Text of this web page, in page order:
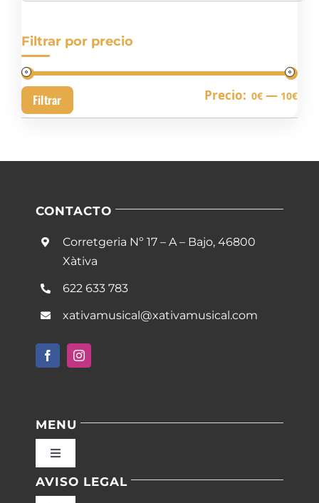
Filtrar por precio
Filtrar Precio: 0€ — 10€
CONTACTO
Corretgeria Nº 17 – A – Bajo, 46800
Xàtiva
622 633 783
xativamusical@xativamusical.com
MENU
Toggle
Inicio
AVISO LEGAL